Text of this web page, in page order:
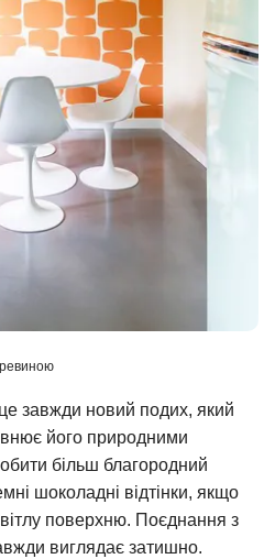
завжди новий подих, який
його природними
більш благородний
шоколадні відтінки, якщо
поверхню. Поєднання з
виглядає затишно.